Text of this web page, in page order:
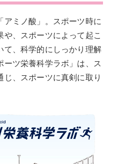
アミノ酸」。スポーツ時に
や、スポーツによって起こ
て、科学的にしっかり理解
ーツ栄養科学ラボ」は、ス
、スポーツに真剣に取り